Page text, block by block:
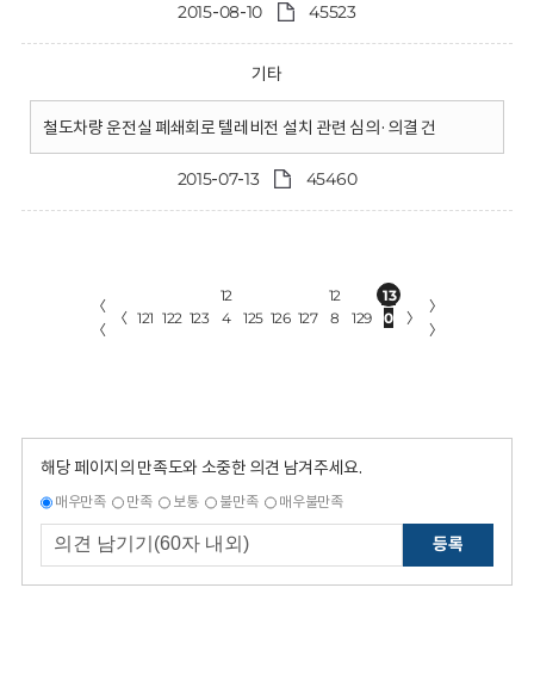
2015-08-10 45523
기타
철도차량 운전실 폐쇄회로 텔레비전 설치 관련 심의·의결 건
2015-07-13 45460
〈
〈
〈 121 122 123
12
4
125 126 127
12
8
129
13
0
〉
〉
〉
해당 페이지의 만족도와 소중한 의견 남겨주세요.
매우만족 만족 보통 불만족 매우불만족
등록